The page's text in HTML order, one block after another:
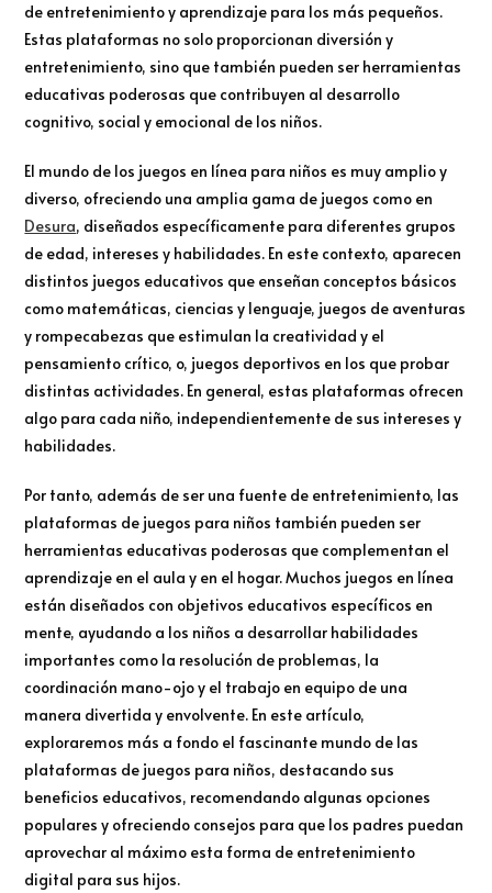
de entretenimiento y aprendizaje para los más pequeños.
Estas plataformas no solo proporcionan diversión y
entretenimiento, sino que también pueden ser herramientas
educativas poderosas que contribuyen al desarrollo
cognitivo, social y emocional de los niños.
El mundo de los juegos en línea para niños es muy amplio y
diverso, ofreciendo una amplia gama de juegos como en
Desura, diseñados específicamente para diferentes grupos
de edad, intereses y habilidades. En este contexto, aparecen
distintos juegos educativos que enseñan conceptos básicos
como matemáticas, ciencias y lenguaje, juegos de aventuras
y rompecabezas que estimulan la creatividad y el
pensamiento crítico, o, juegos deportivos en los que probar
distintas actividades. En general, estas plataformas ofrecen
algo para cada niño, independientemente de sus intereses y
habilidades.
Por tanto, además de ser una fuente de entretenimiento, las
plataformas de juegos para niños también pueden ser
herramientas educativas poderosas que complementan el
aprendizaje en el aula y en el hogar. Muchos juegos en línea
están diseñados con objetivos educativos específicos en
mente, ayudando a los niños a desarrollar habilidades
importantes como la resolución de problemas, la
coordinación mano-ojo y el trabajo en equipo de una
manera divertida y envolvente. En este artículo,
exploraremos más a fondo el fascinante mundo de las
plataformas de juegos para niños, destacando sus
beneficios educativos, recomendando algunas opciones
populares y ofreciendo consejos para que los padres puedan
aprovechar al máximo esta forma de entretenimiento
digital para sus hijos.